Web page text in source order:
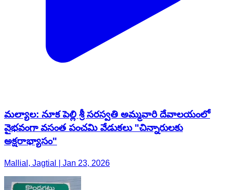
మల్యాల: నూక పెల్లి శ్రీ సరస్వతి అమ్మవారి దేవాలయంలో
వైభవంగా వసంత పంచమి వేడుకలు "చిన్నారులకు
అక్షరాభ్యాసం"
Mallial, Jagtial | Jan 23, 2026